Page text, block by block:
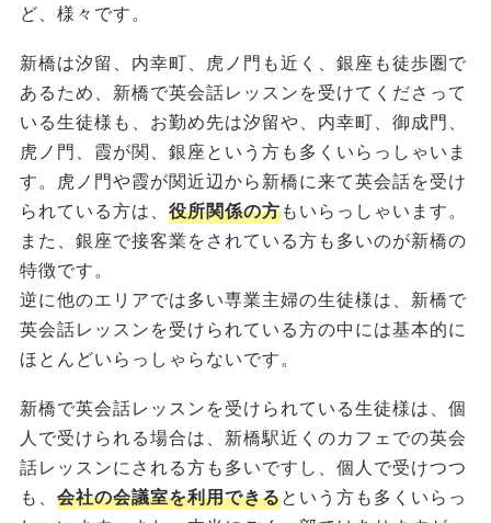
ど、様々です。
新橋は汐留、内幸町、虎ノ門も近く、銀座も徒歩圏で
あるため、新橋で英会話レッスンを受けてくださって
いる生徒様も、お勤め先は汐留や、内幸町、御成門、
虎ノ門、霞が関、銀座という方も多くいらっしゃいま
す。虎ノ門や霞が関近辺から新橋に来て英会話を受け
られている方は、 役所関係の方もいらっしゃいます。
また、銀座で接客業をされている方も多いのが新橋の
特徴です。
逆に他のエリアでは多い専業主婦の生徒様は、新橋で
英会話レッスンを受けられている方の中には基本的に
ほとんどいらっしゃらないです。
新橋で英会話レッスンを受けられている生徒様は、個
人で受けられる場合は、新橋駅近くのカフェでの英会
話レッスンにされる方も多いですし、個人で受けつつ
も、 会社の会議室を利用できるという方も多くいらっ